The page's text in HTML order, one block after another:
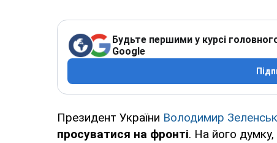
Будьте першими у курсі
Google
Президент України Володимир
просуватися на фронті. На його думку,